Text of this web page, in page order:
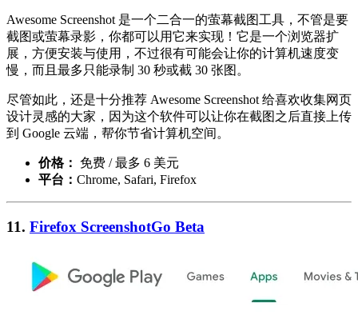
Awesome Screenshot 是一个二合一的萤幕截图工具，不管是要
截图或萤幕录影，你都可以用它来实现！它是一个浏览器扩
展，方便安装与使用，不过很有可能会让你的计算机速度变
慢，而且最多只能录制 30 秒或截 30 张图。
尽管如此，还是十分推荐 Awesome Screenshot 给喜欢收集网页
设计灵感的大家，因为这个软件可以让你在截图之后直接上传
到 Google 云端，帮你节省计算机空间。
价格：
免费 / 最多 6 美元
平台： Chrome, Safari, Firefox
11. Firefox ScreenshotGo Beta